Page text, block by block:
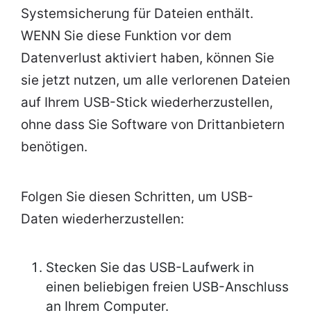
Systemsicherung für Dateien enthält.
WENN Sie diese Funktion vor dem
Datenverlust aktiviert haben, können Sie
sie jetzt nutzen, um alle verlorenen Dateien
auf Ihrem USB-Stick wiederherzustellen,
ohne dass Sie Software von Drittanbietern
benötigen.
Folgen Sie diesen Schritten, um USB-
Daten wiederherzustellen:
Stecken Sie das USB-Laufwerk in
einen beliebigen freien USB-Anschluss
an Ihrem Computer.